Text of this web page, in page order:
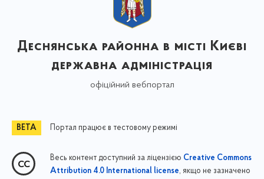
Деснянська районна в місті Києві
державна адміністрація
офіційний вебпортал
Портал працює в тестовому режимі
Весь контент доступний за ліцензією Creative Commons
Attribution 4.0 International license, якщо не зазначено